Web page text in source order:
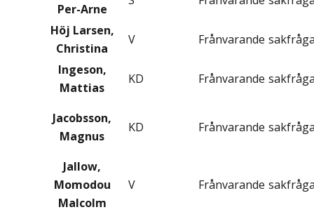
Per-Arne
Höj Larsen,
Christina
V Frånvarande
Ingeson,
Mattias
KD Frånvarande
Jacobsson,
Magnus
KD Frånvarande
Jallow,
Momodou
Malcolm
V Frånvarande